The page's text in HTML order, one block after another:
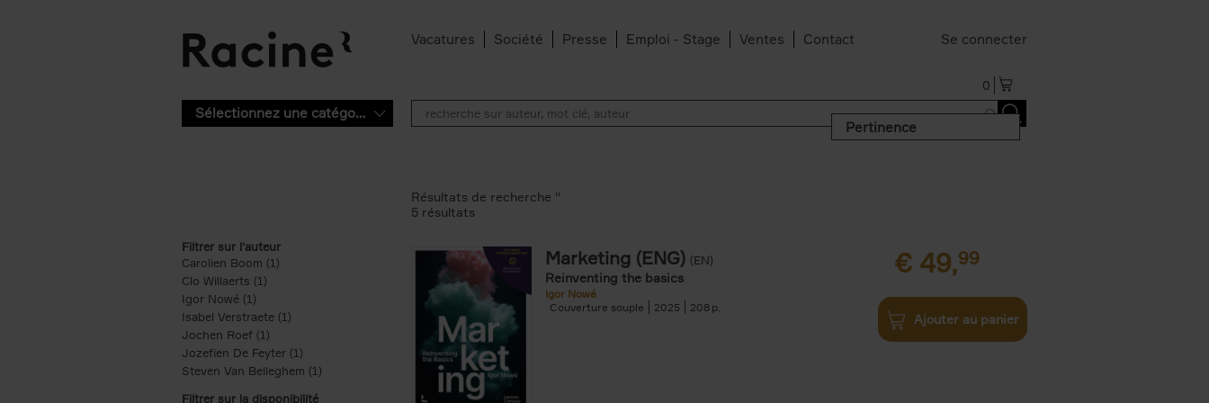
Vacatures Société Presse Emploi - Stage Ventes Contact Se connecter
0
Sélectionnez une catégorie
Pertinence
Filtrer sur l'auteur
Carolien Boom (1)
Clo Willaerts (1)
Igor Nowé (1)
Isabel Verstraete (1) Apply Isabel Verstraete filter
Jochen Roef (1)
Jozefien De Feyter (1) Apply Jozefien De Feyter filter
Steven Van Belleghem (1) Apply Steven Van Belleghem filter
Filtrer sur la disponibilité
Résultats de recherche ''
5 résultats
Marketing (ENG) (EN)
Reinventing the basics
Igor Nowé
Couverture souple
2025 208
€ 49,99
Ajouter au panier